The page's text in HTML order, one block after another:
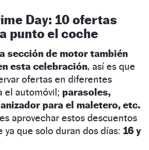
Day: 10 ofertas
punto el coche
sección de motor también
esta celebración, así es que
ofertas en diferentes
el automóvil; parasoles,
para el maletero, etc.
aprovechar estos descuentos
ya que solo duran dos días: 16 y